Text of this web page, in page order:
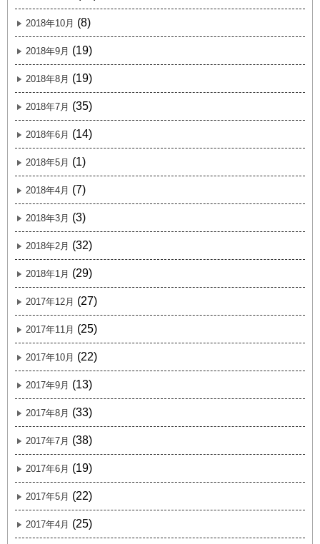
2018年10月 (8)
2018年9月 (19)
2018年8月 (19)
2018年7月 (35)
2018年6月 (14)
2018年5月 (1)
2018年4月 (7)
2018年3月 (3)
2018年2月 (32)
2018年1月 (29)
2017年12月 (27)
2017年11月 (25)
2017年10月 (22)
2017年9月 (13)
2017年8月 (33)
2017年7月 (38)
2017年6月 (19)
2017年5月 (22)
2017年4月 (25)